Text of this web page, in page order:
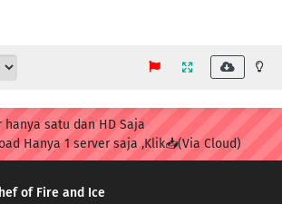
hanya satu dan HD Saja
Hanya 1 server saja ,Klik📥(Via Cloud)
of Fire and Ice